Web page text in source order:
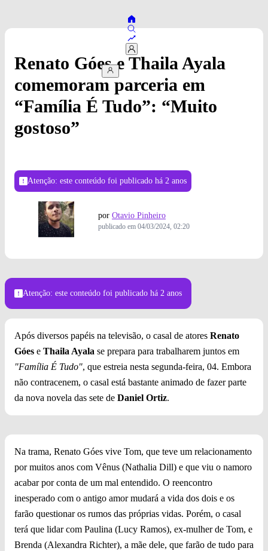
Renato Góes e Thaila Ayala
comemoram parceria em
“Família É Tudo”: “Muito
gostoso”
Atenção: este conteúdo foi publicado há 2 anos
por Otavio Pinheiro
publicado em 04/03/2024, 02:20
Atenção: este conteúdo foi publicado há 2 anos
Após diversos papéis na televisão, o casal de atores Renato
Góes e Thaila Ayala se prepara para trabalharem juntos em
"Família É Tudo", que estreia nesta segunda-feira, 04. Embora
não contracenem, o casal está bastante animado de fazer parte
da nova novela das sete de Daniel Ortiz.
Na trama, Renato Góes vive Tom, que teve um relacionamento
por muitos anos com Vênus (Nathalia Dill) e que viu o namoro
acabar por conta de um mal entendido. O reencontro
inesperado com o antigo amor mudará a vida dos dois e os
farão questionar os rumos das próprias vidas. Porém, o casal
terá que lidar com Paulina (Lucy Ramos), ex-mulher de Tom, e
Brenda (Alexandra Richter), a mãe dele, que farão de tudo para